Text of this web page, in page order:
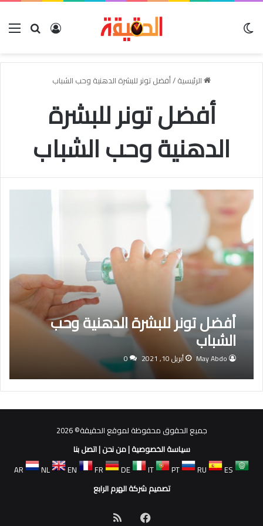
بحث عنتسجيل
الرئيسية/أفضل تونر للبشرة الدهنية وحب الشباب
أفضل تونر للبشرة
الدهنية وحب الشباب
أفضل تونر للبشرة الدهنية وحب
الشباب
May Abdo أبريل 10, 2021 0
جميع الحقوق محفوظة لموقع الحقيقة© 2026
سياسة الخصوصية|من نحن|اتصل بنا
AR
NL EN FR DE IT PT RU
ES
تصميم شركة الهرم الرابع
فيسبوك